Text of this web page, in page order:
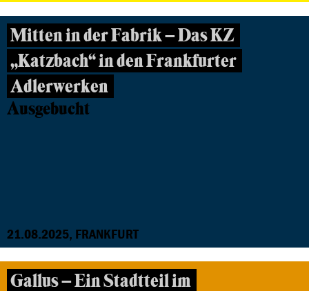
Mitten in der Fabrik – Das KZ
„Katzbach“ in den Frankfurter
Adlerwerken
Ausgebucht
21.08.2025, FRANKFURT
Gallus – Ein Stadtteil im